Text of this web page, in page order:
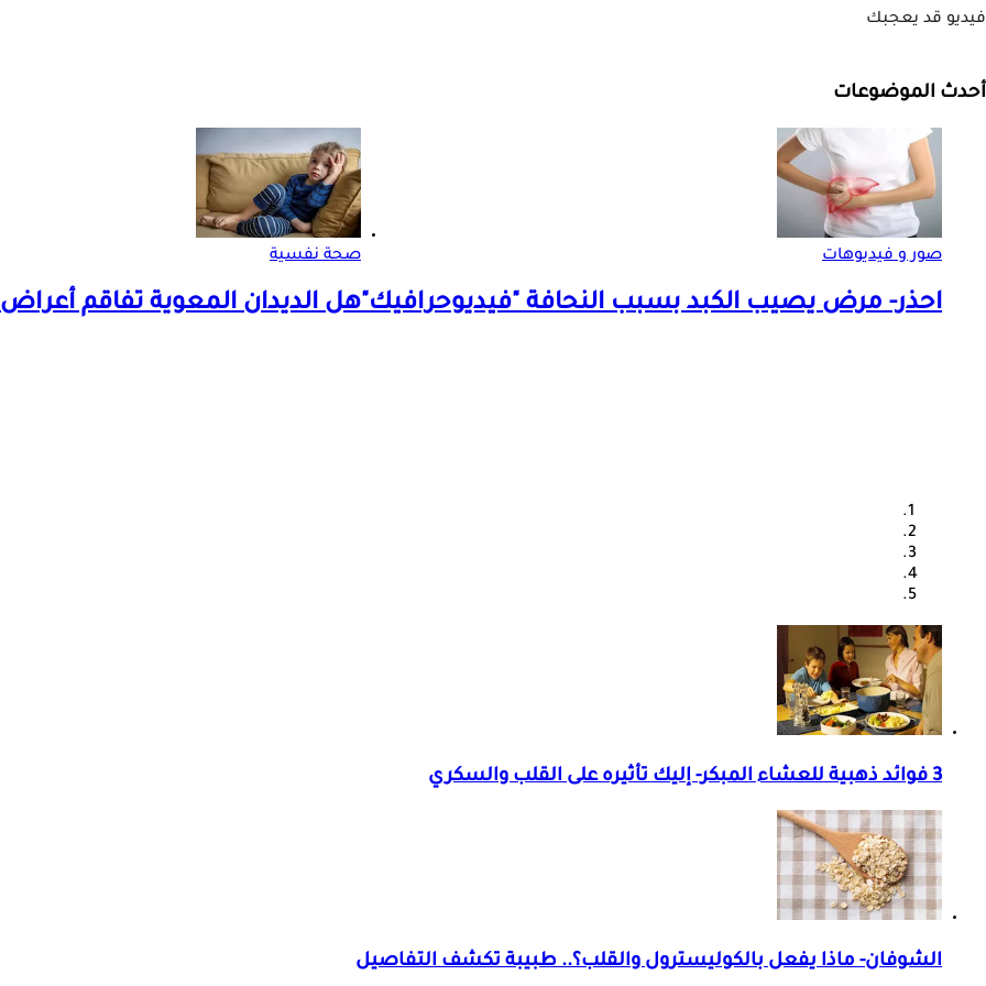
فيديو قد يعجبك
أحدث الموضوعات
صور و فيديوهات
احذر- مرض يصيب الكبد بسبب النحافة "فيديوحرافيك"
صحة نفسية
هل الديدان المعوية تفاقم
3 فوائد ذهبية للعشاء المبكر- إليك تأثيره على القلب والسكري
الشوفان- ماذا يفعل بالكوليسترول والقلب؟.. طبيبة تكشف التفاصيل